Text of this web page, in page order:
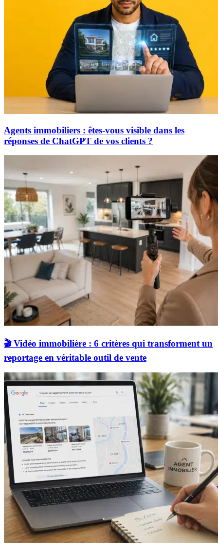
Agents immobiliers : êtes-vous visible dans les
réponses de ChatGPT de vos clients ?
🎬 Vidéo immobilière : 6 critères qui transforment un
reportage en véritable outil de vente